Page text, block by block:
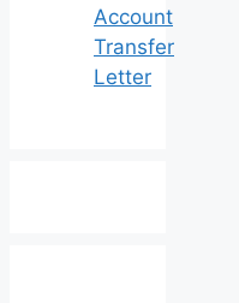
Account
Transfer
Letter